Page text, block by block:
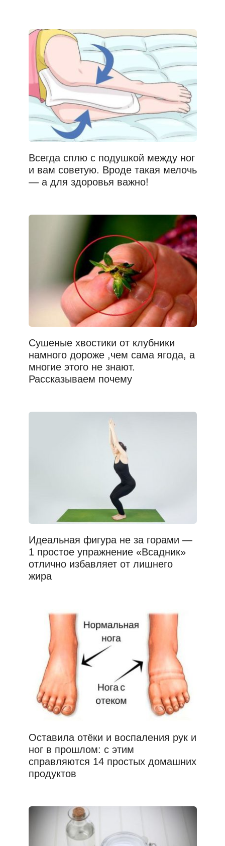
Всегда сплю с подушкой между ног
и вам советую. Вроде такая мелочь
— а для здоровья важно!
Сушеные хвостики от клубники
намного дороже ,чем сама ягода, а
многие этого не знают.
Рассказываем почему
Идеальная фигура не за горами —
1 простое упражнение «Всадник»
отлично избавляет от лишнего
жира
Оставила отёки и воспаления рук и
ног в прошлом: с этим
справляются 14 простых домашних
продуктов